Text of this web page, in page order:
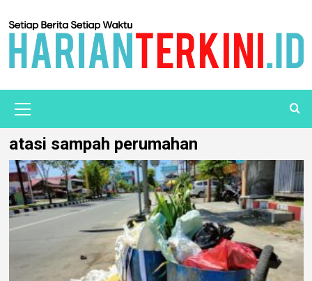
atasi sampah perumahan